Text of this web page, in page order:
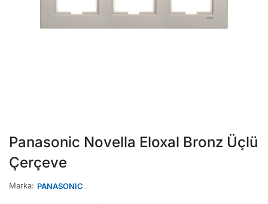
Panasonic Novella Eloxal Bronz Üçlü
Çerçeve
Marka: PANASONIC